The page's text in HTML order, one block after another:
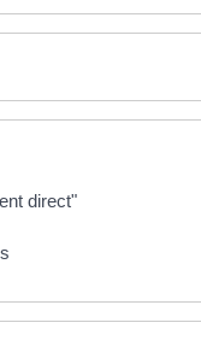
direct"